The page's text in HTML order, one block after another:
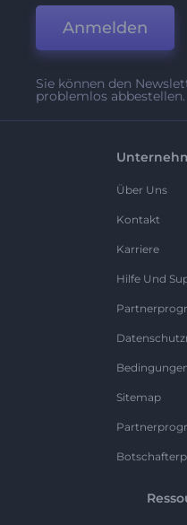
Anmelden
Sie können den
problemlos abbestellen.
Über Uns
Kontakt
Karriere
Hilfe Und
Sitemap